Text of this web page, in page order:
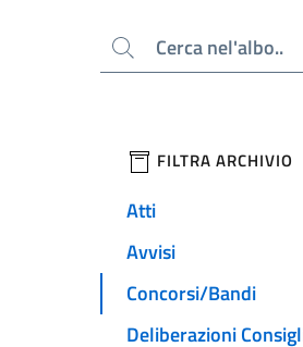
Cerca
filtri da
FILTRA ARCHIVIO
Atti
Avvisi
Concorsi/Bandi
Deliberazioni